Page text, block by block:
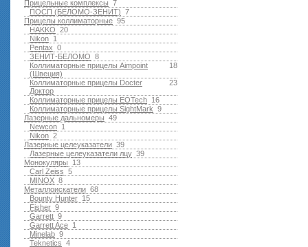
7
Прицельные комплексы
7
ПОСП (БЕЛОМО-ЗЕНИТ)
95
Прицелы коллиматорные
20
HAKKO
1
Nikon
0
Pentax
8
ЗЕНИТ-БЕЛОМО
18
Коллиматорные прицелы Aimpoint
(Швеция)
23
Коллиматорные прицелы Docter
Доктор
16
Коллиматорные прицелы EOTech
9
Коллиматорные прицелы SightMark
49
Лазерные дальномеры
1
Newcon
2
Nikon
39
Лазерные целеуказатели
39
Лазерные целеуказатели лцу
13
Монокуляры
5
Carl Zeiss
8
MINOX
68
Металлоискатели
15
Bounty Hunter
9
Fisher
9
Garrett
1
Garrett Ace
9
Minelab
4
Teknetics